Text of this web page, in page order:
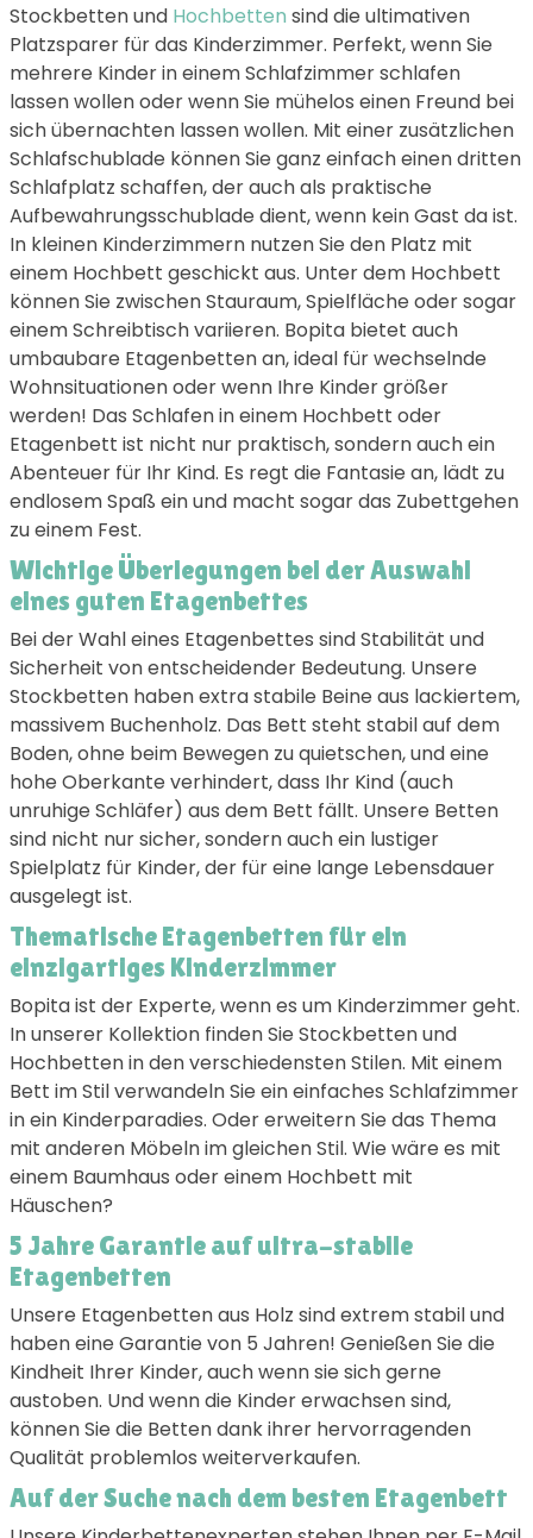
Stockbetten und Hochbetten sind die ultimativen
Platzsparer für das Kinderzimmer. Perfekt, wenn Sie
mehrere Kinder in einem Schlafzimmer schlafen
lassen wollen oder wenn Sie mühelos einen Freund bei
sich übernachten lassen wollen. Mit einer zusätzlichen
Schlafschublade können Sie ganz einfach einen dritten
Schlafplatz schaffen, der auch als praktische
Aufbewahrungsschublade dient, wenn kein Gast da ist.
In kleinen Kinderzimmern nutzen Sie den Platz mit
einem Hochbett geschickt aus. Unter dem Hochbett
können Sie zwischen Stauraum, Spielfläche oder sogar
einem Schreibtisch variieren. Bopita bietet auch
umbaubare Etagenbetten an, ideal für wechselnde
Wohnsituationen oder wenn Ihre Kinder größer
werden! Das Schlafen in einem Hochbett oder
Etagenbett ist nicht nur praktisch, sondern auch ein
Abenteuer für Ihr Kind. Es regt die Fantasie an, lädt zu
endlosem Spaß ein und macht sogar das Zubettgehen
zu einem Fest.
Wichtige Überlegungen bei der Auswahl
eines guten Etagenbettes
Bei der Wahl eines Etagenbettes sind Stabilität und
Sicherheit von entscheidender Bedeutung. Unsere
Stockbetten haben extra stabile Beine aus lackiertem,
massivem Buchenholz. Das Bett steht stabil auf dem
Boden, ohne beim Bewegen zu quietschen, und eine
hohe Oberkante verhindert, dass Ihr Kind (auch
unruhige Schläfer) aus dem Bett fällt. Unsere Betten
sind nicht nur sicher, sondern auch ein lustiger
Spielplatz für Kinder, der für eine lange Lebensdauer
ausgelegt ist.
Thematische Etagenbetten für ein
einzigartiges Kinderzimmer
Bopita ist der Experte, wenn es um Kinderzimmer geht.
In unserer Kollektion finden Sie Stockbetten und
Hochbetten in den verschiedensten Stilen. Mit einem
Bett im Stil verwandeln Sie ein einfaches Schlafzimmer
in ein Kinderparadies. Oder erweitern Sie das Thema
mit anderen Möbeln im gleichen Stil. Wie wäre es mit
einem Baumhaus oder einem Hochbett mit
Häuschen?
5 Jahre Garantie auf ultra-stabile
Etagenbetten
Unsere Etagenbetten aus Holz sind extrem stabil und
haben eine Garantie von 5 Jahren! Genießen Sie die
Kindheit Ihrer Kinder, auch wenn sie sich gerne
austoben. Und wenn die Kinder erwachsen sind,
können Sie die Betten dank ihrer hervorragenden
Qualität problemlos weiterverkaufen.
Auf der Suche nach dem besten Etagenbett